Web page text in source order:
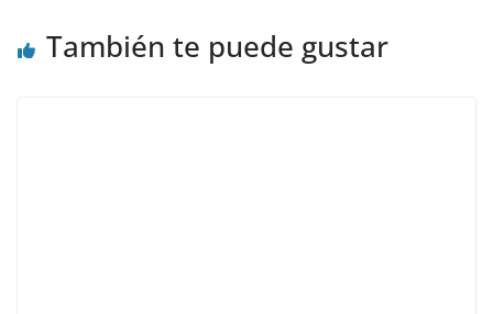
También te puede gustar